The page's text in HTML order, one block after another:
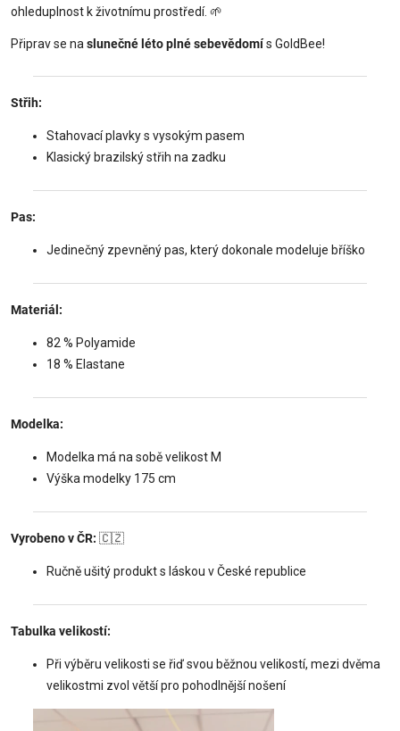
ohleduplnost k životnímu prostředí. 🌱
Připrav se na slunečné léto plné sebevědomís GoldBee!
Střih:
Stahovací plavky s vysokým pasem
Klasický brazilský střih na zadku
Pas:
Jedinečný zpevněný pas, který dokonale modeluje bříško
Materiál:
82 % Polyamide
18 % Elastane
Modelka:
Modelka má na sobě velikost M
Výška modelky 175 cm
Vyrobeno v ČR: 🇨🇿
Ručně ušitý produkt s láskou v České republice
Tabulka velikostí:
Při výběru velikosti se řiď svou běžnou velikostí, mezi dvěma
velikostmi zvol větší pro pohodlnější nošení